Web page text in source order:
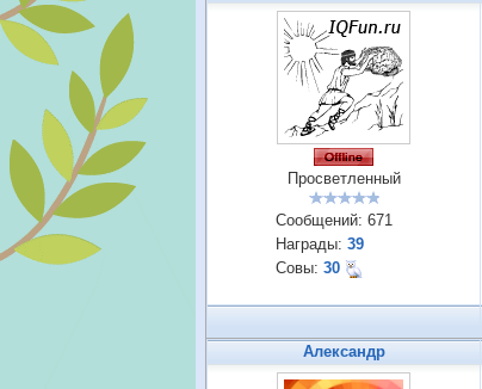
Просветленный
Сообщений: 671
Награды: 39
Совы: 30
Александр